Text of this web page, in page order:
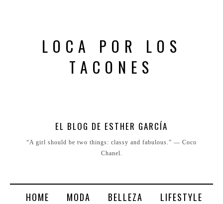
LOCA POR LOS
TACONES
EL BLOG DE ESTHER GARCÍA
“A girl should be two things: classy and fabulous.” ― Coco
Chanel.
HOME MODA BELLEZA LIFESTYLE